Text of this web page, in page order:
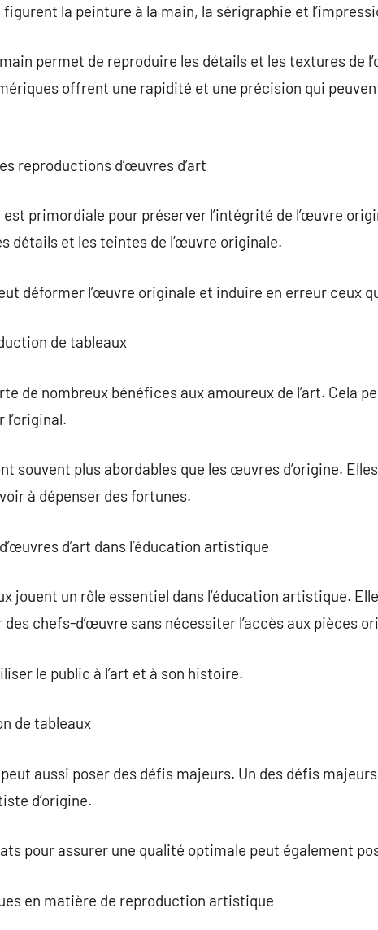
la peinture à la main, la sérigraphie et
permet de reproduire les détails et les textures de
offrent une rapidité et une précision qui
reproductions d’œuvres d’art
primordiale pour préserver l’intégrité de l’œuvre
détails et les teintes de l’œuvre originale.
déformer l’œuvre originale et induire en erreur ceux
de tableaux
de nombreux bénéfices aux amoureux de l’art. Cela
souvent plus abordables que les œuvres d’origine.
à dépenser des fortunes.
d’art dans l’éducation artistique
jouent un rôle essentiel dans l’éducation artistique.
chefs-d’œuvre sans nécessiter l’accès aux pièces
le public à l’art et à son histoire.
de tableaux
aussi poser des défis majeurs. Un des défis
d’origine.
pour assurer une qualité optimale peut également
en matière de reproduction artistique